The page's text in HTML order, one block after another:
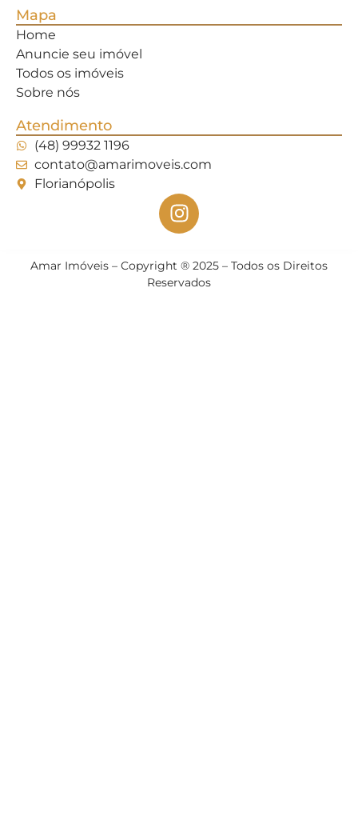
Mapa
Home
Anuncie seu imóvel
Todos os imóveis
Sobre nós
Atendimento
(48) 99932 1196
contato@amarimoveis.com
Florianópolis
Amar Imóveis – Copyright ® 2025 – Todos os Direitos
Reservados